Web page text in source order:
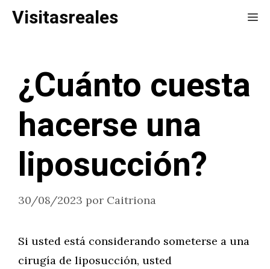
Saltar
Visitasreales
¿Cuánto cuesta
hacerse una
liposucción?
30/08/2023 por Caitriona
Si usted está considerando someterse a una
cirugía de liposucción, usted